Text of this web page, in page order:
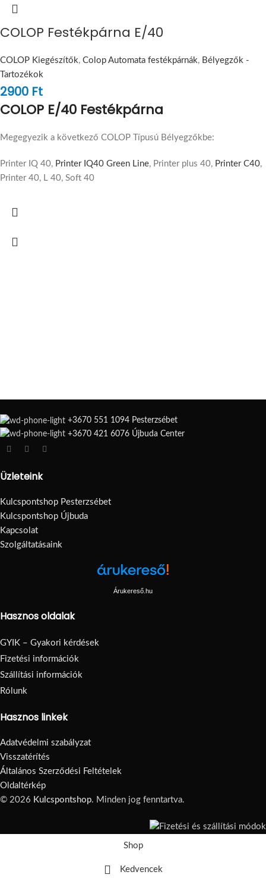
COLOP Festékpárna E/40
COLOP Kiegészítők, Colop Automata festékpárnák, Bélyegzők -
Tartozékok
2900 Ft
COLOP E/40 Festékpárna
Megegyezik a következő COLOP Típusú Bélyegzőkbe:
Printer IQ 40, Printer IQ40 Green Line, Printer plus 40, Printer C40,
Printer 40, L 40, Soft 40
+3670 551 1094 Pesterzsébet
+3670 421 6076 Újbuda Center
Üzleteink
Kulcspontshop Pesterzsébet
Kulcspontshop Újbuda
Kapcsolat
Szolgáltatásaink
Árukereső.hu
Hasznos oldalak
GYIK – Gyakori kérdések
Fizetési információk
Szállítási információk
Rólunk
Hasznos linkek
Adatvédelmi szabályzat
Visszatérítés
Általános Szerződési Feltételek
Oldaltérkép
© 2026 Kulcspontshop. Minden jog fenntartva.
Shop
Kedvencek